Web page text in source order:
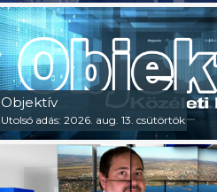
Objektív
Utolsó adás: 2026. aug. 13. csütörtök